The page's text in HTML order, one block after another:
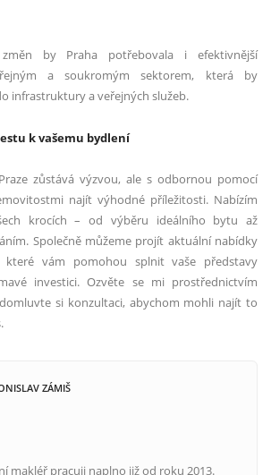
změn by Praha potřebovala i efektivnější
a soukromým sektorem, která by
infrastruktury a veřejných služeb.
k vašemu bydlení
zůstává výzvou, ale s odbornou pomocí
najít výhodné příležitosti. Nabízím
krocích – od výběru ideálního bytu až
Společně můžeme projít aktuální nabídky
které vám pomohou splnit vaše představy
investici. Ozvěte se mi prostřednictvím
si konzultaci, abychom mohli najít to
ZÁMIŠ
makléř pracuji naplno již od roku 2013.